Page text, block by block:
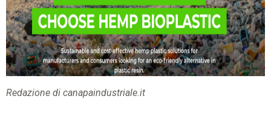
Redazione di canapaindustriale.it